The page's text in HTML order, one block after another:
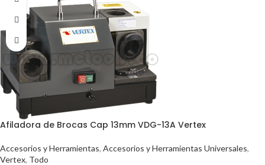
Afiladora de Brocas Cap 13mm VDG-13A Vertex
Accesorios y Herramientas, Accesorios y Herramientas Universales,
Vertex, Todo